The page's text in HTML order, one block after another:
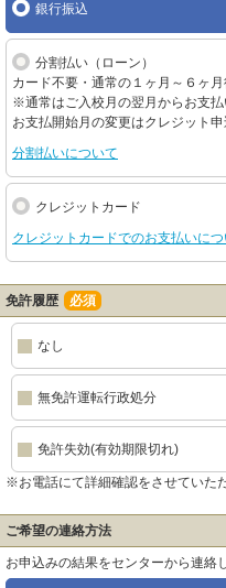
銀行振込
分割払い（ローン）
カード不要・通常の１ヶ月～６ヶ
※通常はご入校月の翌月からお支払
お支払開始月の変更はクレジット
分割払いについて
クレジットカード
クレジットカードでのお支払いにつ
免許履歴 必須
なし
無免許運転行政処分
免許失効(有効期限切れ)
※お電話にて詳細確認をさせていた
ご希望の連絡方法
お申込みの結果をセンターから連絡